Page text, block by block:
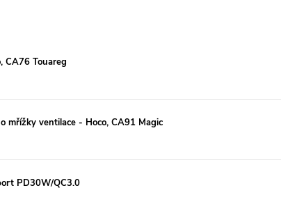
CA76 Touareg
mřížky ventilace - Hoco, CA91 Magic
PD30W/QC3.0